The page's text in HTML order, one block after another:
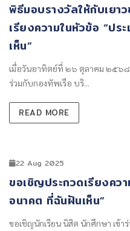
พิธีมอบรางวัลให้กับเยา
เรียงความในหัวข้อ “ปร
เห็น”
เมื่อวันอาทิตย์ที่ ๒๖ ตุลาคม ๒๕๖
ร่วมกับกองทัพเรือ บริ...
READ MORE
22 Aug 2025
ขอเชิญประกวดเรียงคว
อนาคต ที่ฉันฝันเห็น”
ขอเชิญนักเรียน นิสิต นักศึกษา เข้า